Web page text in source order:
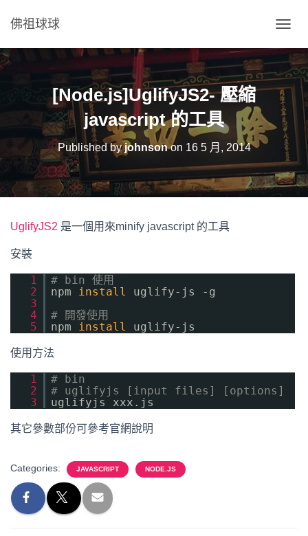
佛祖球球
O
G
G
L
E
N
A
V
G
A
[Node.js]UglifyJS2- 壓縮
javascript 的工具
Published byjohnsonon 16 5 月, 2014
UglifyJS2 是一個用來minify javascript 的工具
安裝
1
# bin 使用
2
npm install
uglify-js -g
3
4
# 開發使用
5
npm install uglify-js
使用方法
1
# bin
2
# uglifyjs [input files] [options]
3
uglifyjs xxx.js
其它參數部份可參考官網說明
Categories: JAVASCRIPT NODE.JS